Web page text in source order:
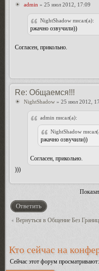
admin » 25 июл 2012, 17:09
NightShadow писал(а):
ржачно озвучили))
Согласен, прикольно.
Re: Общаемся!!!
NightShadow » 25 июл 2012,
admin писал(а):
NightShadow
ржачно озвучили))
Согласен, прикольно.
)))
Ответить
Вернуться в Общение Без
Кто сейчас на
Сейчас этот форум просматривают: